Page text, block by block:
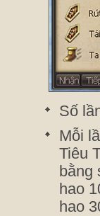
Số
Mỗi
Tiêu
bằng
hao
hao